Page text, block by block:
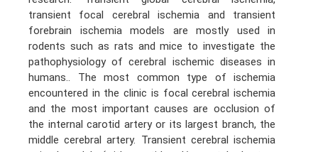
transient focal cerebral ischemia and transient
forebrain ischemia models are mostly used in
rodents such as rats and mice to investigate the
pathophysiology of cerebral ischemic diseases in
humans.. The most common type of ischemia
encountered in the clinic is focal cerebral ischemia
and the most important causes are occlusion of
the internal carotid artery or its largest branch, the
middle cerebral artery. Transient cerebral ischemia